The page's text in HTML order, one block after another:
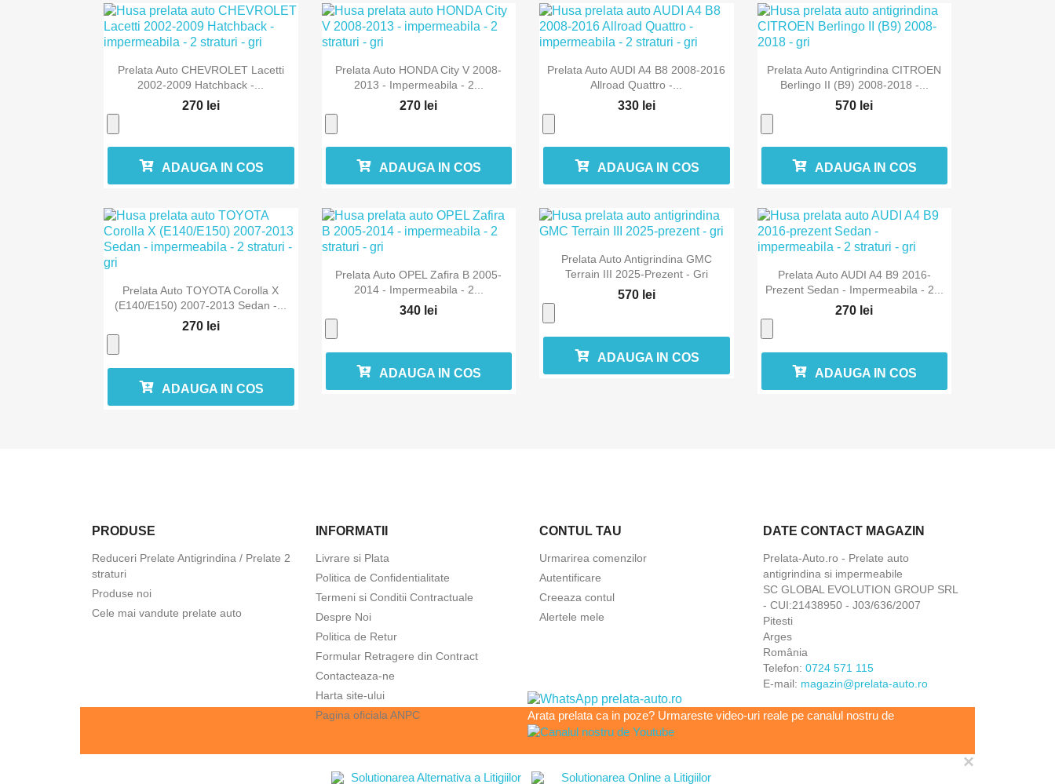
 Vizualizare rapida
Prelata Auto CHEVROLET Lacetti
2002-2009 Hatchback -...
270 lei
ADAUGA IN COS
 Vizualizare rapida
Prelata Auto HONDA City V 2008-
2013 - Impermeabila - 2...
270 lei
ADAUGA IN COS
 Vizualizare rapida
Prelata Auto AUDI A4 B8 2008-2016
Allroad Quattro -...
330 lei
ADAUGA IN COS
 Vizualizare rapida
Prelata Auto Antigrindina CITROEN
Berlingo II (B9) 2008-2018 -...
570 lei
ADAUGA IN COS
 Vizualizare rapida
Prelata Auto TOYOTA Corolla X
(E140/E150) 2007-2013 Sedan -...
270 lei
ADAUGA IN COS
 Vizualizare rapida
Prelata Auto OPEL Zafira B 2005-
2014 - Impermeabila - 2...
340 lei
ADAUGA IN COS
 Vizualizare rapida
Prelata Auto Antigrindina GMC
Terrain III 2025-Prezent - Gri
570 lei
ADAUGA IN COS
 Vizualizare rapida
Prelata Auto AUDI A4 B9 2016-
Prezent Sedan - Impermeabila - 2...
270 lei
ADAUGA IN COS
PRODUSE
Reduceri Prelate Antigrindina / Prelate 2
straturi
Produse noi
Cele mai vandute prelate auto
INFORMATII
Livrare si Plata
Politica de Confidentialitate
Termeni si Conditii Contractuale
Despre Noi
Politica de Retur
Formular Retragere din Contract
Contacteaza-ne
Harta site-ului
Pagina oficiala ANPC
CONTUL TAU
Urmarirea comenzilor
Autentificare
Creeaza contul
Alertele mele
DATE CONTACT MAGAZIN
Prelata-Auto.ro - Prelate auto
antigrindina si impermeabile
SC GLOBAL EVOLUTION GROUP SRL
- CUI:21438950 - J03/636/2007
Pitesti
Arges
România
Telefon: 0724 571 115
E-mail: magazin@prelata-auto.ro
Arata prelata ca in poze? Urmareste video-uri reale pe canalul nostru de
×